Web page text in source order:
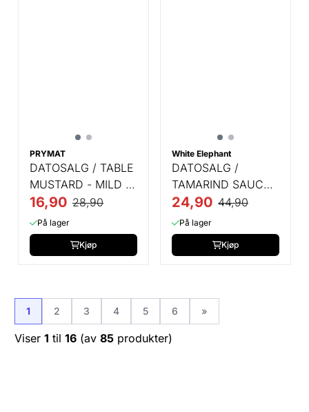
PRYMAT
DATOSALG / TABLE
MUSTARD - MILD -
185 GR
16,90 28,90
På lager
Kjøp
White Elephant
DATOSALG /
TAMARIND SAUCE -
350 GR
24,90 44,90
På lager
Kjøp
1 2 3 4 5 6 »
Viser 1 til 16 (av 85 produkter)